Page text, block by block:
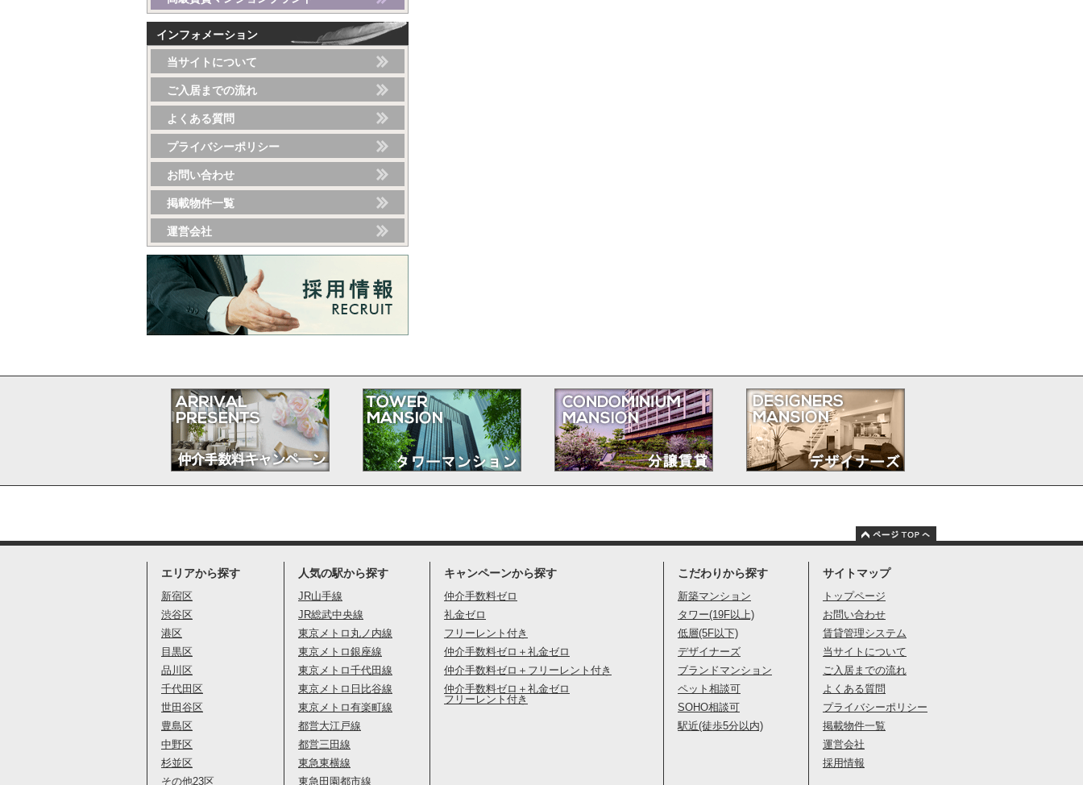
インフォメーション
当サイトについて
ご入居までの流れ
よくある質問
プライバシーポリシー
お問い合わせ
掲載物件一覧
運営会社
エリアから探す
新宿区
渋谷区
港区
目黒区
品川区
千代田区
世田谷区
豊島区
中野区
杉並区
その他23区
人気の駅から探す
JR山手線
JR総武中央線
東京メトロ丸ノ内線
東京メトロ銀座線
東京メトロ千代田線
東京メトロ日比谷線
東京メトロ有楽町線
都営大江戸線
都営三田線
東急東横線
東急田園都市線
キャンペーンから探す
仲介手数料ゼロ
礼金ゼロ
フリーレント付き
仲介手数料ゼロ＋礼金ゼロ
仲介手数料ゼロ＋フリーレント付き
仲介手数料ゼロ＋礼金ゼロ
フリーレント付き
こだわりから探す
新築マンション
タワー(19F以上)
低層(5F以下)
デザイナーズ
ブランドマンション
ペット相談可
SOHO相談可
駅近(徒歩5分以内)
サイトマップ
トップページ
お問い合わせ
賃貸管理システム
当サイトについて
ご入居までの流れ
よくある質問
プライバシーポリシー
掲載物件一覧
運営会社
採用情報